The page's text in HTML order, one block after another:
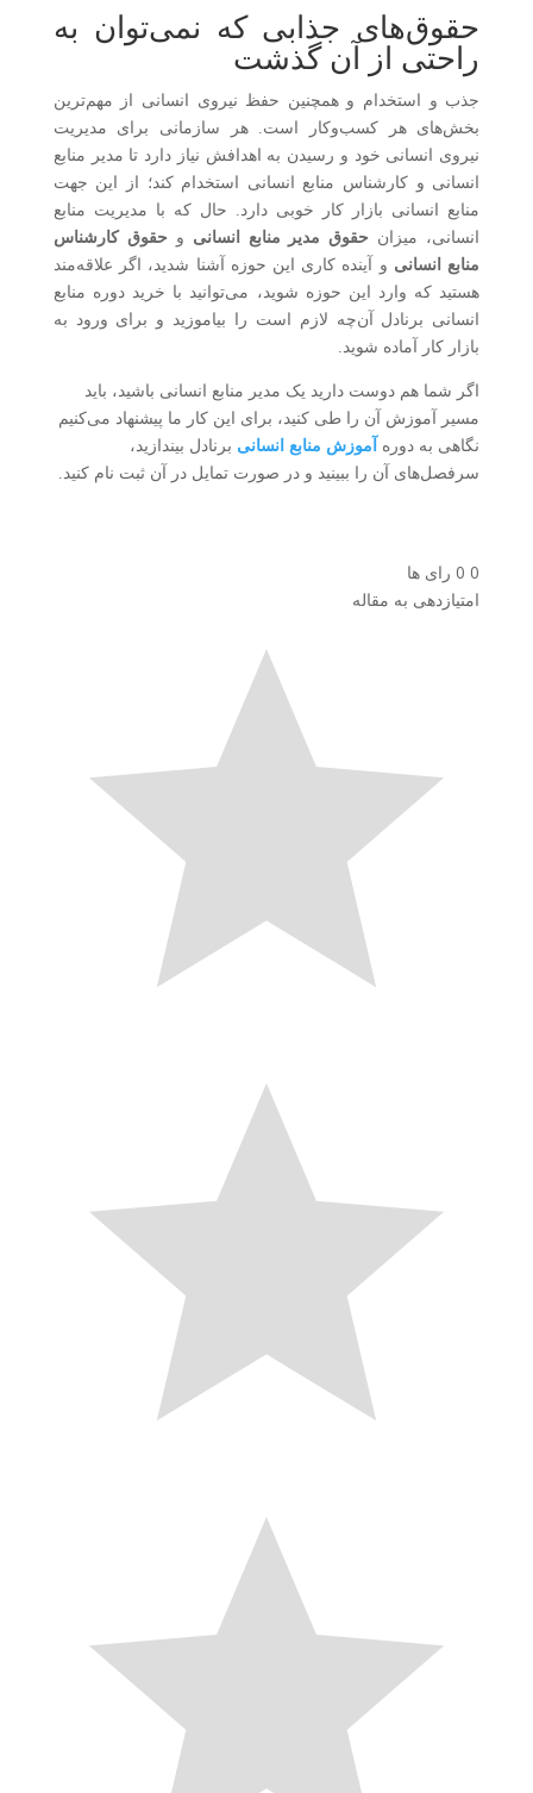
حقوق‌های جذابی که نمی‌توان به
راحتی از آن گذشت
جذب و استخدام و همچنین حفظ نیروی انسانی از مهم‌ترین
بخش‌های هر کسب‌وکار است. هر سازمانی برای مدیریت
نیروی انسانی خود و رسیدن به اهدافش نیاز دارد تا مدیر منابع
انسانی و کارشناس منابع انسانی استخدام کند؛ از این جهت
منابع انسانی بازار کار خوبی دارد. حال که با مدیریت منابع
انسانی، میزان حقوق مدیر منابع انسانی وحقوق کارشناس
منابع انسانی و آینده کاری این حوزه آشنا شدید، اگر علاقه‌مند
هستید که وارد این حوزه شوید، می‌توانید با خرید دوره منابع
انسانی برنادل آن‌چه لازم است را بیاموزید و برای ورود به
بازار کار آماده شوید.
اگر شما هم دوست دارید یک مدیر منابع انسانی باشید، باید
مسیر آموزش آن را طی کنید، برای این کار ما پیشنهاد می‌کنیم
نگاهی به دوره
آموزش منابع انسانی برنادل بیندازید،
سرفصل‌های آن را ببینید و در صورت تمایل در آن ثبت نام کنید.
0
0 رای ها
امتیازدهی به مقاله